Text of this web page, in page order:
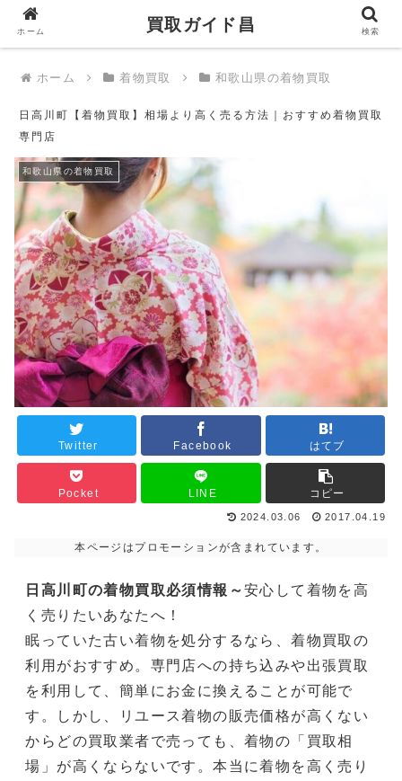
買取ガイド昌
ホーム 着物買取 和歌山県の着物買取
日高川町【着物買取】相場より高く売る方法｜おすすめ着物買取
専門店
和歌山県の着物買取
Twitter Facebook はてブ
Pocket LINE コピー
2024.03.06 2017.04.19
本ページはプロモーションが含まれています。
日高川町の着物買取必須情報～安心して着物を高
く売りたいあなたへ！
眠っていた古い着物を処分するなら、着物買取の
利用がおすすめ。専門店への持ち込みや出張買取
を利用して、簡単にお金に換えることが可能で
す。しかし、リユース着物の販売価格が高くない
からどの買取業者で売っても、着物の「買取相
場」が高くならないです。本当に着物を高く売り
ホーム 買取ガイド昌 検索